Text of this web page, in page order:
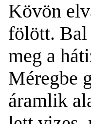
Kövön
fölött. Bal
meg a
Méregbe
áramlik